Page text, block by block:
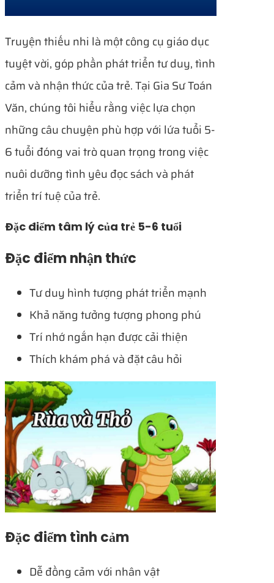
Truyện thiếu nhi là một công cụ giáo dục
tuyệt vời, góp phần phát triển tư duy, tình
cảm và nhận thức của trẻ. Tại Gia Sư Toán
Văn, chúng tôi hiểu rằng việc lựa chọn
những câu chuyện phù hợp với lứa tuổi 5-
6 tuổi đóng vai trò quan trọng trong việc
nuôi dưỡng tình yêu đọc sách và phát
triển trí tuệ của trẻ.
Đặc điểm tâm lý của trẻ 5-6 tuổi
Đặc điểm nhận thức
Tư duy hình tượng phát triển mạnh
Khả năng tưởng tượng phong phú
Trí nhớ ngắn hạn được cải thiện
Thích khám phá và đặt câu hỏi
Đặc điểm tình cảm
Dễ đồng cảm với nhân vật